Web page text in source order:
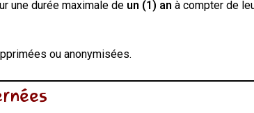
une durée maximale de un (1) an à compter de
ou anonymisées.